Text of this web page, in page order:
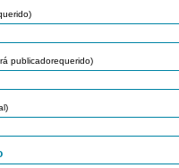
publicadorequerido)